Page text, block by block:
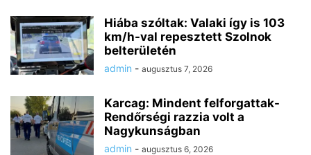
Hiába szóltak: Valaki így is 103
km/h-val repesztett Szolnok
belterületén
admin - augusztus 7, 2026
Karcag: Mindent felforgattak-
Rendőrségi razzia volt a
Nagykunságban
admin - augusztus 6, 2026